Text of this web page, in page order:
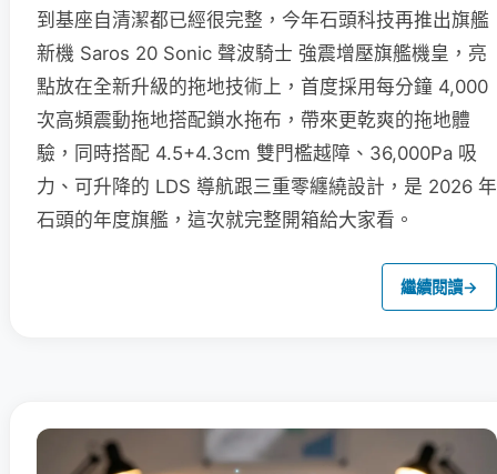
到基座自清潔都已經很完整，今年石頭科技再推出旗艦
新機 Saros 20 Sonic 聲波騎士 強震增壓旗艦機皇，亮
點放在全新升級的拖地技術上，首度採用每分鐘 4,000
次高頻震動拖地搭配鎖水拖布，帶來更乾爽的拖地體
驗，同時搭配 4.5+4.3cm 雙門檻越障、36,000Pa 吸
力、可升降的 LDS 導航跟三重零纏繞設計，是 2026 年
石頭的年度旗艦，這次就完整開箱給大家看。
繼續閱讀→